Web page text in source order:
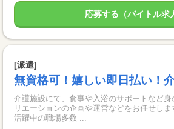
応募する（バイトル求
[派遣]
無資格可！嬉しい即日払い！
介護施設にて、食事や入浴のサポートなど
リエーションの企画や運営などをお任せし
活躍中の職場多数 ...